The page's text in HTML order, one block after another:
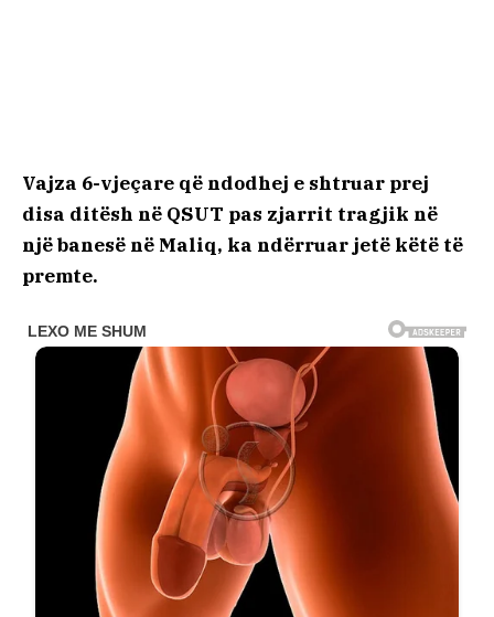
Vajza 6-vjeçare që ndodhej e shtruar prej
disa ditësh në QSUT pas zjarrit tragjik në
një banesë në Maliq, ka ndërruar jetë këtë të
premte.